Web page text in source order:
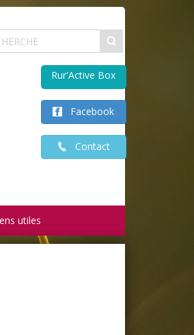
Facebook
Contact
Rur'Active Box
utiles